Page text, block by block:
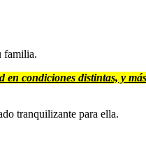
familia.
en condiciones distintas, y
tranquilizante para ella.